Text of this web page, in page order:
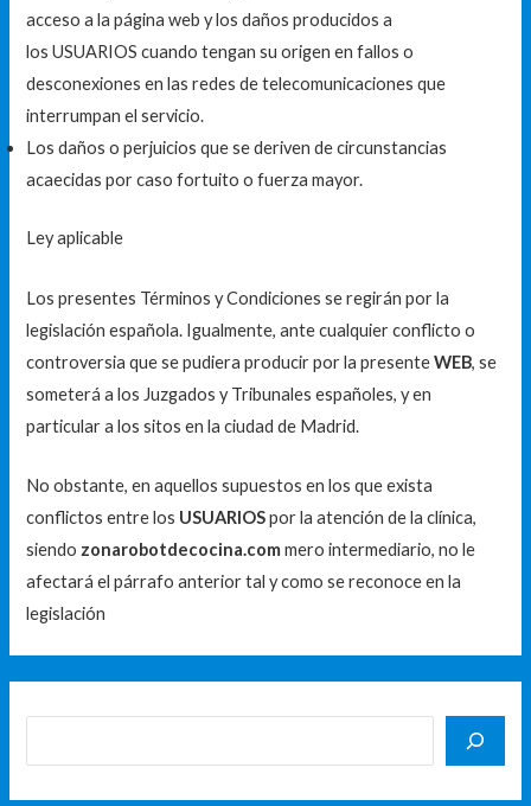
acceso a la página web y los daños producidos a
los USUARIOS cuando tengan su origen en fallos o
desconexiones en las redes de telecomunicaciones que
interrumpan el servicio.
Los daños o perjuicios que se deriven de circunstancias
acaecidas por caso fortuito o fuerza mayor.
Ley aplicable
Los presentes Términos y Condiciones se regirán por la
legislación española. Igualmente, ante cualquier conflicto o
controversia que se pudiera producir por la presenteWEB, se
someterá a los Juzgados y Tribunales españoles, y en
particular a los sitos en la ciudad de Madrid.
No obstante, en aquellos supuestos en los que exista
conflictos entre los USUARIOSpor la atención de la clínica,
siendo zonarobotdecocina.commero intermediario, no le
afectará el párrafo anterior tal y como se reconoce en la
legislación